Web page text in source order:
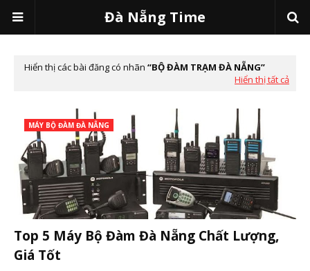
Đà Nẵng Time
Hiển thị các bài đăng có nhãn
BỘ ĐÀM TRẠM ĐÀ NẴNG
Hiển thị tất cả
MÁY BỘ ĐÀM ĐÀ NẴNG
Top 5 Máy Bộ Đàm Đà Nẵng Chất Lượng,
Giá Tốt